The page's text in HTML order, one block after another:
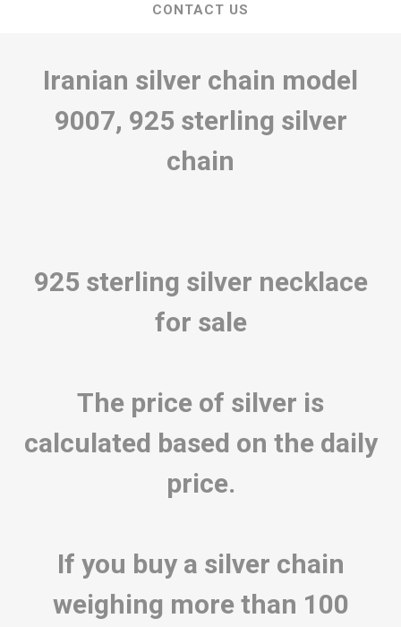
CONTACT US
Iranian silver chain model
9007, 925 sterling silver
chain
925 sterling silver necklace
for sale
The price of silver is
calculated based on the daily
price.
If you buy a silver chain
weighing more than 100